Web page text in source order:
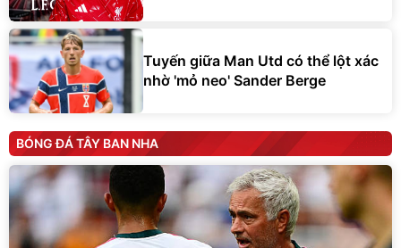
Tuyến giữa Man Utd có thể lột xác
nhờ 'mỏ neo' Sander Berge
BÓNG ĐÁ TÂY BAN NHA